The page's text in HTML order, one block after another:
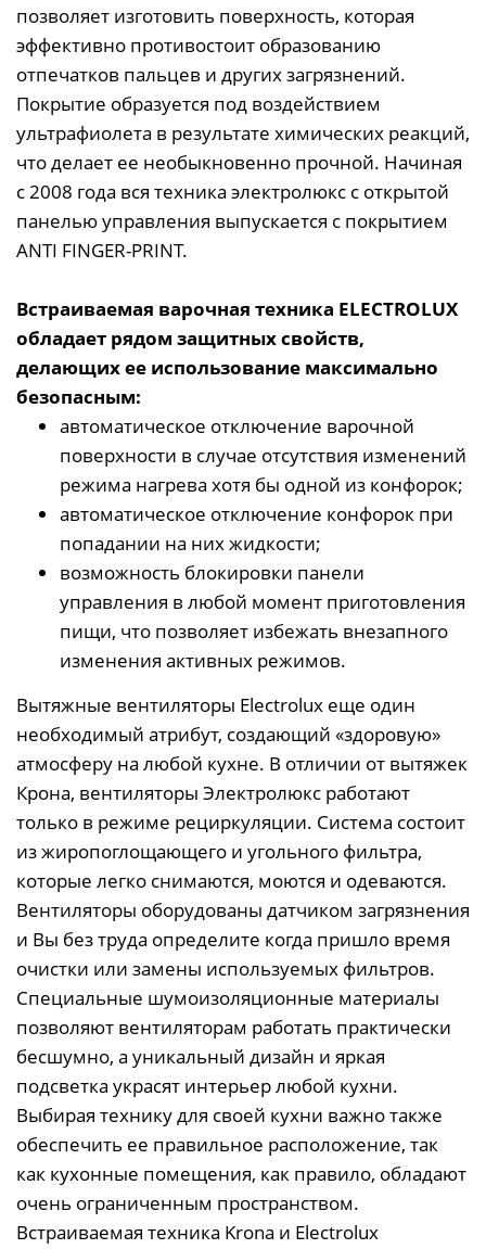
позволяет изготовить поверхность, которая
эффективно противостоит образованию
отпечатков пальцев и других загрязнений.
Покрытие образуется под воздействием
ультрафиолета в результате химических реакций,
что делает ее необыкновенно прочной. Начиная
с 2008 года вся техника электролюкс с открытой
панелью управления выпускается с покрытием
ANTI FINGER-PRINT.
Встраиваемая варочная техника ELECTROLUX
обладает рядом защитных свойств,
делающих ее использование максимально
безопасным:
автоматическое отключение варочной
поверхности в случае отсутствия изменений
режима нагрева хотя бы одной из конфорок;
автоматическое отключение конфорок при
попадании на них жидкости;
возможность блокировки панели
управления в любой момент приготовления
пищи, что позволяет избежать внезапного
изменения активных режимов.
Вытяжные вентиляторы Electrolux еще один
необходимый атрибут, создающий «здоровую»
атмосферу на любой кухне. В отличии от вытяжек
Крона, вентиляторы Электролюкс работают
только в режиме рециркуляции. Система состоит
из жиропоглощающего и угольного фильтра,
которые легко снимаются, моются и одеваются.
Вентиляторы оборудованы датчиком загрязнения
и Вы без труда определите когда пришло время
очистки или замены используемых фильтров.
Специальные шумоизоляционные материалы
позволяют вентиляторам работать практически
бесшумно, а уникальный дизайн и яркая
подсветка украсят интерьер любой кухни.
Выбирая технику для своей кухни важно также
обеспечить ее правильное расположение, так
как кухонные помещения, как правило, обладают
очень ограниченным пространством.
Встраиваемая техника Krona и Electrolux